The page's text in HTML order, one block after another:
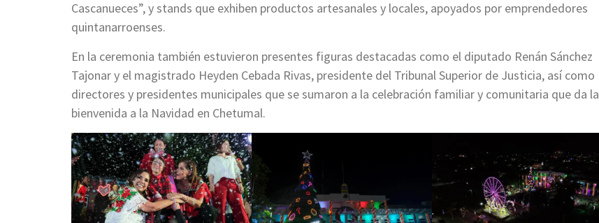
Cascanueces”, y stands que exhiben productos artesanales y locales, apoyados por emprendedores
quintanarroenses.
En la ceremonia también estuvieron presentes figuras destacadas como el diputado Renán Sánchez
Tajonar y el magistrado Heyden Cebada Rivas, presidente del Tribunal Superior de Justicia, así como
directores y presidentes municipales que se sumaron a la celebración familiar y comunitaria que da la
bienvenida a la Navidad en Chetumal.